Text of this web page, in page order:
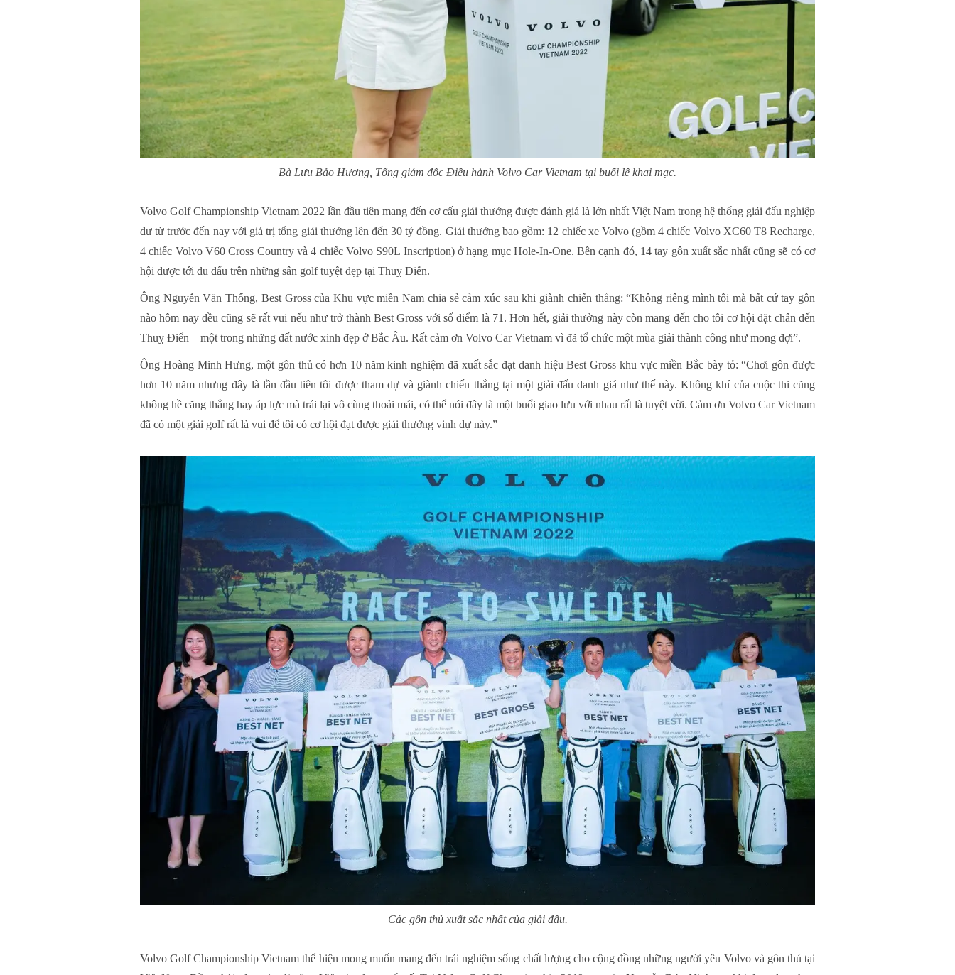
Bà Lưu Bảo Hương, Tổng giám đốc Điều hành Volvo Car Vietnam tại buổi lễ khai mạc.
Volvo Golf Championship Vietnam 2022 lần đầu tiên mang đến cơ cấu giải thưởng được đánh giá là lớn nhất Việt Nam trong hệ thống giải đấu nghiệp
dư từ trước đến nay với giá trị tổng giải thưởng lên đến 30 tỷ đồng. Giải thưởng bao gồm: 12 chiếc xe Volvo (gồm 4 chiếc Volvo XC60 T8 Recharge,
4 chiếc Volvo V60 Cross Country và 4 chiếc Volvo S90L Inscription) ở hạng mục Hole-In-One. Bên cạnh đó, 14 tay gôn xuất sắc nhất cũng sẽ có cơ
hội được tới du đấu trên những sân golf tuyệt đẹp tại Thuỵ Điển.
Ông Nguyễn Văn Thống, Best Gross của Khu vực miền Nam chia sẻ cảm xúc sau khi giành chiến thắng: “Không riêng mình tôi mà bất cứ tay gôn
nào hôm nay đều cũng sẽ rất vui nếu như trở thành Best Gross với số điểm là 71. Hơn hết, giải thưởng này còn mang đến cho tôi cơ hội đặt chân đến
Thuỵ Điển – một trong những đất nước xinh đẹp ở Bắc Âu. Rất cảm ơn Volvo Car Vietnam vì đã tổ chức một mùa giải thành công như mong đợi”.
Ông Hoàng Minh Hưng, một gôn thủ có hơn 10 năm kinh nghiệm đã xuất sắc đạt danh hiệu Best Gross khu vực miền Bắc bày tỏ: “Chơi gôn được
hơn 10 năm nhưng đây là lần đầu tiên tôi được tham dự và giành chiến thắng tại một giải đấu danh giá như thế này. Không khí của cuộc thi cũng
không hề căng thẳng hay áp lực mà trái lại vô cùng thoải mái, có thể nói đây là một buổi giao lưu với nhau rất là tuyệt vời. Cảm ơn Volvo Car Vietnam
đã có một giải golf rất là vui để tôi có cơ hội đạt được giải thưởng vinh dự này.”
Các gôn thủ xuất sắc nhất của giải đấu.
Volvo Golf Championship Vietnam thể hiện mong muốn mang đến trải nghiệm sống chất lượng cho cộng đồng những người yêu Volvo và gôn thủ tại